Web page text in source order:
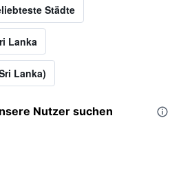
Städte
Lanka
Lanka)
Nutzer suchen